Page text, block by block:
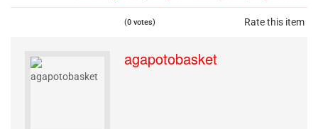
Rate this item
(0 votes)
agapotobasket